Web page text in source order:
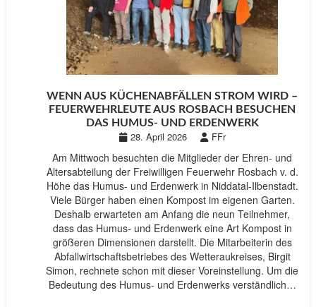
WENN AUS KÜCHENABFÄLLEN STROM WIRD –
FEUERWEHRLEUTE AUS ROSBACH BESUCHEN
DAS HUMUS- UND ERDENWERK
28. April 2026 FFr
Am Mittwoch besuchten die Mitglieder der Ehren- und
Altersabteilung der Freiwilligen Feuerwehr Rosbach v. d.
Höhe das Humus- und Erdenwerk in Niddatal-Ilbenstadt.
Viele Bürger haben einen Kompost im eigenen Garten.
Deshalb erwarteten am Anfang die neun Teilnehmer,
dass das Humus- und Erdenwerk eine Art Kompost in
größeren Dimensionen darstellt. Die Mitarbeiterin des
Abfallwirtschaftsbetriebes des Wetteraukreises, Birgit
Simon, rechnete schon mit dieser Voreinstellung. Um die
Bedeutung des Humus- und Erdenwerks verständlich…